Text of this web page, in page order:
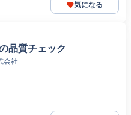
気になる
品質チェック
会社